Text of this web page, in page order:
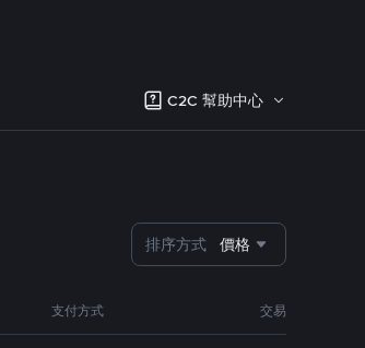
C2C 幫助中心
排序方式 價格
支付方式 交易